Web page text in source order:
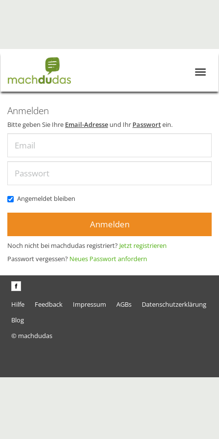
Toggle
Anmelden
Bitte geben Sie Ihre Email-Adresse und Ihr Passwortein.
Angemeldet bleiben
Anmelden
Noch nicht bei machdudas registriert? Jetzt registrieren
Passwort vergessen? Neues Passwort anfordern
Hilfe Feedback Impressum AGBs
Datenschutzerklärung
Blog
© machdudas